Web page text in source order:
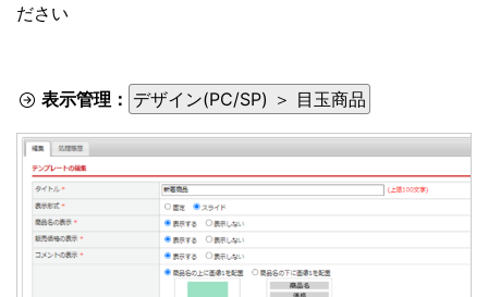
ださい
表示管理： デザイン(PC/SP) ＞ 目玉商品